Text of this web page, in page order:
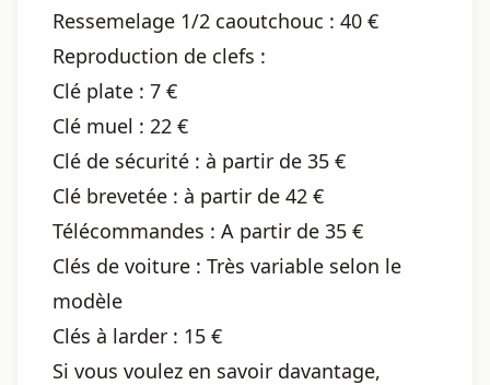
Ressemelage 1/2 caoutchouc : 40 €
Reproduction de clefs :
Clé plate : 7 €
Clé muel : 22 €
Clé de sécurité : à partir de 35 €
Clé brevetée : à partir de 42 €
Télécommandes : A partir de 35 €
Clés de voiture : Très variable selon le
modèle
Clés à larder : 15 €
Si vous voulez en savoir davantage,